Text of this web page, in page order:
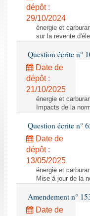
dépôt :
29/10/2024
énergie et
sur la revente
Question écrite n°
Date de
dépôt :
21/10/2025
énergie et
Impacts de la
Question écrite n°
Date de
dépôt :
13/05/2025
énergie et
Mise à jour de la
Amendement n°
Date de